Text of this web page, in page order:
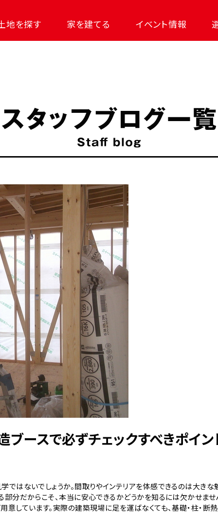
地を探す 家を建てる イベント情報
ースで必ずチェックすべきポイン
ではないでしょうか。間取りやインテリアを体感できるのは大き
部分だからこそ、本当に安心できるかどうかを知るには欠かせませ
意しています。実際の建築現場に足を運ばなくても、基礎・柱・